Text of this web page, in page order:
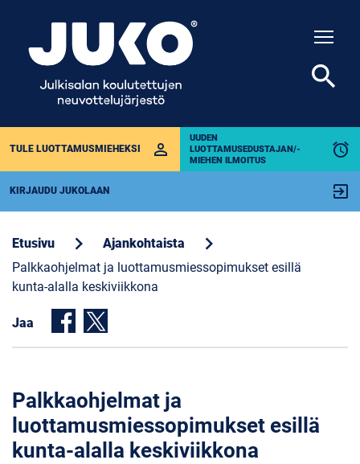
TULE LUOTTAMUSMIEHEKSI perm_identity
UUDEN
LUOTTAMUSEDUSTAJAN/-
MIEHEN ILMOITUS
alarm
KIRJAUDU JUKOLAAN exit_to_app
search
Etusivu chevron_right Ajankohtaista chevron_right
Palkkaohjelmat ja luottamusmiessopimukset esillä
kunta-alalla keskiviikkona
Jaa
Palkkaohjelmat ja
luottamusmiessopimukset esillä
kunta-alalla keskiviikkona